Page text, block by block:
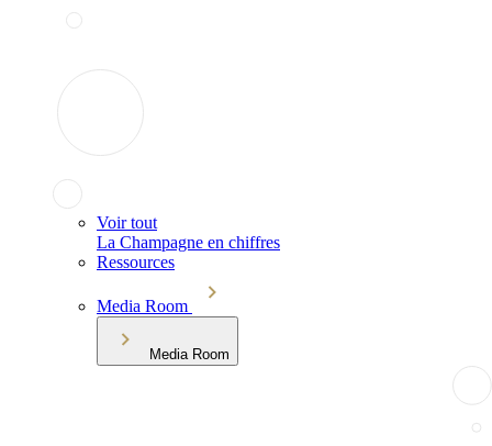
Voir tout
La Champagne en chiffres
Ressources
Media Room
Media Room